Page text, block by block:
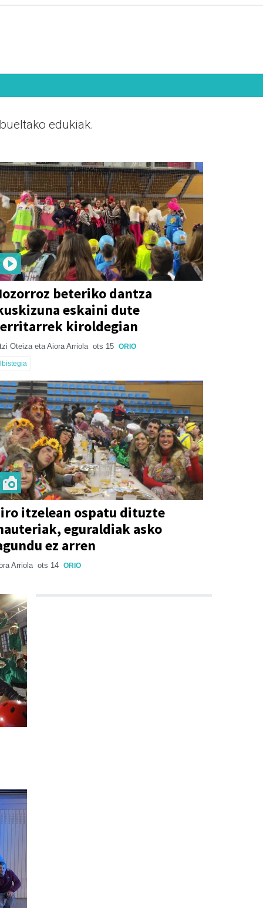
edukiak.
beteriko dantza
eskaini dute
kiroldegian
Oteiza eta Aiora Arriola ots 15 ORIO
itzelean ospatu dituzte
eguraldiak asko
ez arren
Arriola ots 14 ORIO